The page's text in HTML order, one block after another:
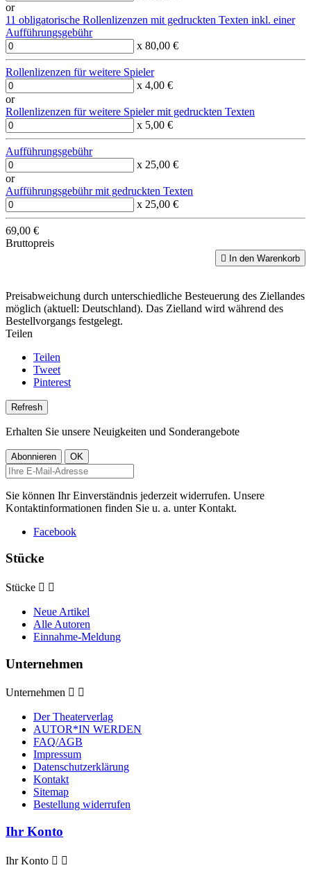
or
11 obligatorische Rollenlizenzen mit gedruckten Texten inkl. einer
Aufführungsgebühr
x 80,00 €
Rollenlizenzen für weitere Spieler
x 4,00 €
or
Rollenlizenzen für weitere Spieler mit gedruckten Texten
x 5,00 €
Aufführungsgebühr
x 25,00 €
or
Aufführungsgebühr mit gedruckten Texten
x 25,00 €
69,00 €
Bruttopreis
 In den Warenkorb
Preisabweichung durch unterschiedliche Besteuerung des Ziellandes
möglich (aktuell: Deutschland). Das Zielland wird während des
Bestellvorgangs festgelegt.
Teilen
Teilen
Tweet
Pinterest
Erhalten Sie unsere Neuigkeiten und Sonderangebote
Sie können Ihr Einverständnis jederzeit widerrufen. Unsere
Kontaktinformationen finden Sie u. a. unter Kontakt.
Facebook
Stücke
Stücke  
Neue Artikel
Alle Autoren
Einnahme-Meldung
Unternehmen
Unternehmen  
Der Theaterverlag
AUTOR*IN WERDEN
FAQ/AGB
Impressum
Datenschutzerklärung
Kontakt
Sitemap
Bestellung widerrufen
Ihr Konto
Ihr Konto  